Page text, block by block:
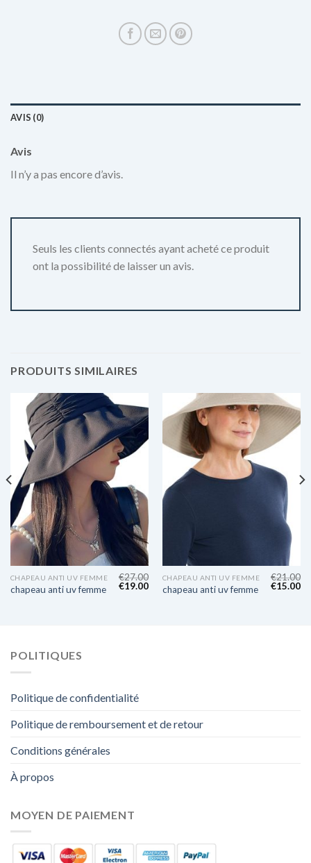
AVIS (0)
Avis
Il n’y a pas encore d’avis.
Seuls les clients connectés ayant acheté ce produit
ont la possibilité de laisser un avis.
PRODUITS SIMILAIRES
CHAPEAU ANTI UV FEMME
chapeau anti uv femme
€27.00
€19.00
CHAPEAU ANTI UV FEMME
chapeau anti uv femme
€21.00
€15.00
POLITIQUES
Politique de confidentialité
Politique de remboursement et de retour
Conditions générales
À propos
MOYEN DE PAIEMENT